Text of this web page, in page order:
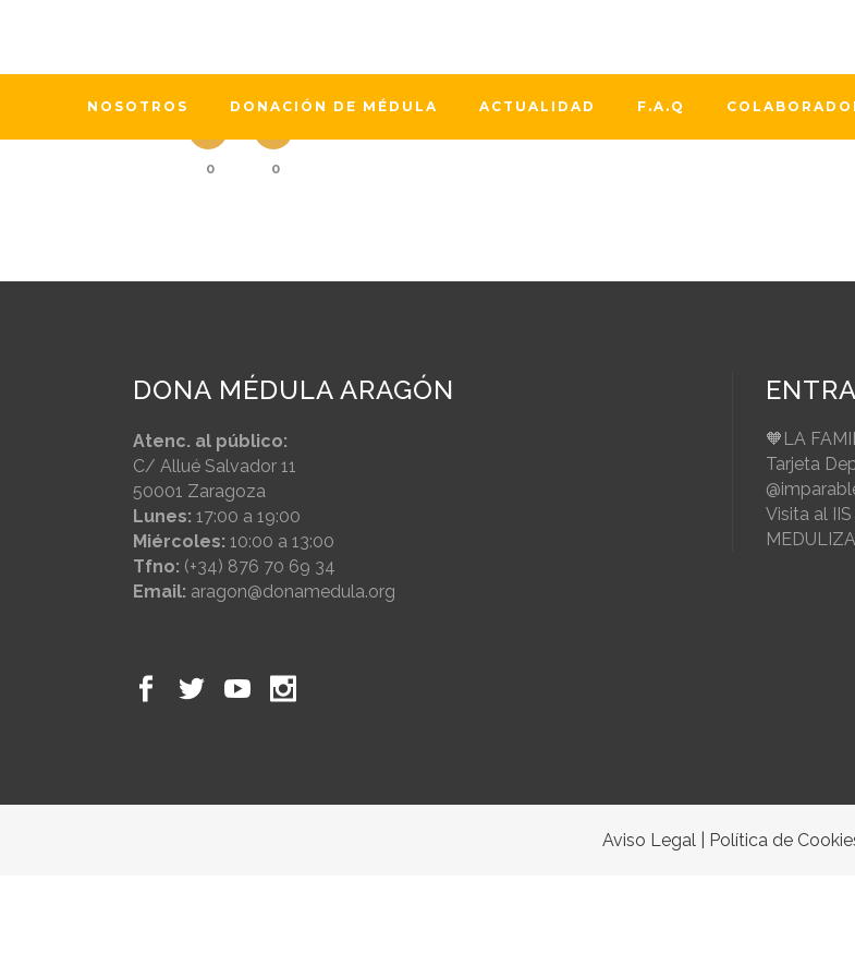
NOSOTROS DONACIÓN DE MÉDULA ACTUALIDAD F.A.Q
0 0
DONA MÉDULA ARAGÓN
Atenc. al público:
C/ Allué Salvador 11
50001 Zaragoza
Lunes: 17:00 a 19:00
Miércoles: 10:00 a 13:00
Tfno: (+34) 876 70 69 34
Email: aragon@donamedula.org
🧡LA
Tarjeta
Visita al
Aviso Legal Política de